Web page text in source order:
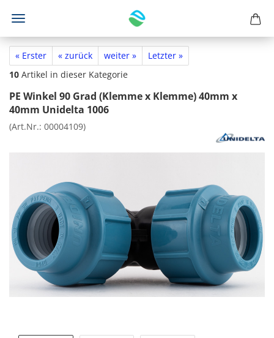
« Erster « zurück weiter »
Letzter »
10 Artikel in dieser Kategorie
PE Winkel 90 Grad (Klemme x Klemme) 40mm x
40mm Unidelta 1006
(Art.Nr.: 00004109)